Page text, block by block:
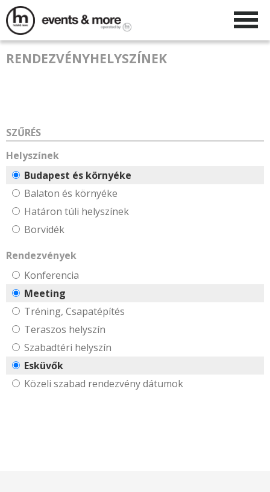
RENDEZVÉNYHELYSZÍNEK
SZŰRÉS
Helyszínek
Budapest és környéke
Balaton és környéke
Határon túli helyszínek
Borvidék
Rendezvények
Konferencia
Meeting
Tréning, Csapatépítés
Teraszos helyszín
Szabadtéri helyszín
Esküvők
Közeli szabad rendezvény dátumok